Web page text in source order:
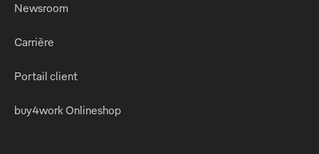
Newsroom
Carrière
Portail client
buy4work Onlineshop